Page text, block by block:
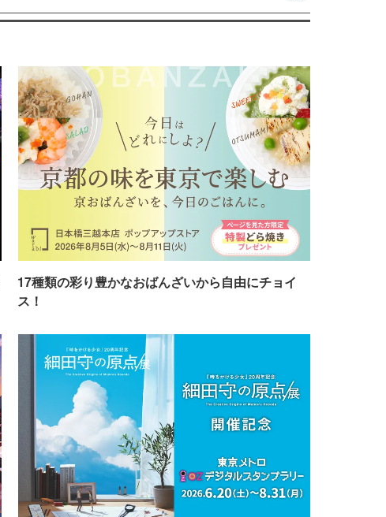
17種類の彩り豊かなおばんざいから自由にチョイ
ス！